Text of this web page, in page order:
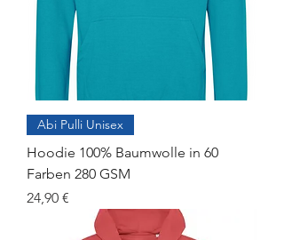
Abi Pulli Unisex
Hoodie 100% Baumwolle in 60
Farben 280 GSM
Preis
24,90 €